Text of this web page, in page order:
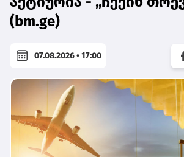
(bm.ge)
07.08.2026 • 17:00